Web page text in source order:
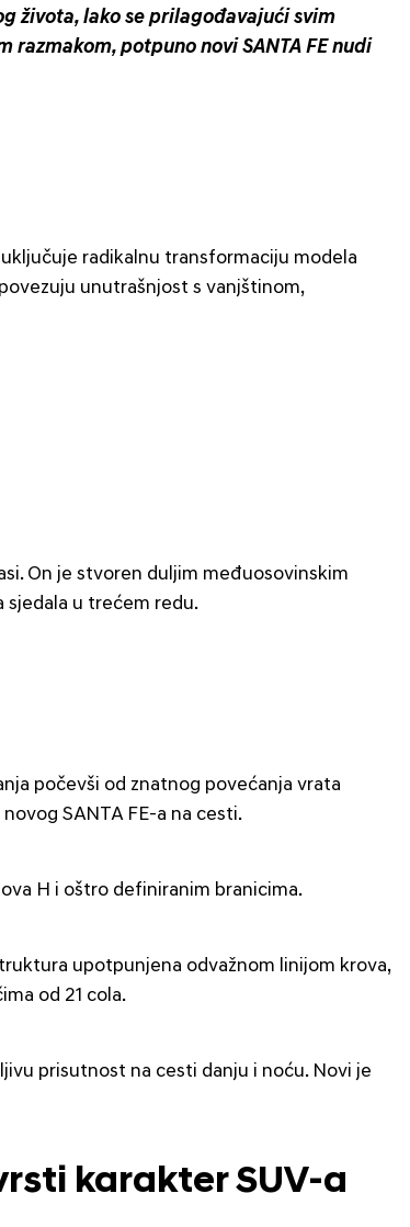
života, lako se prilagođavajući svim
potpuno novi SANTA FE nudi
radikalnu transformaciju modela
unutrašnjost s vanjštinom,
On je stvoren duljim međuosovinskim
sjedala u trećem redu.
počevši od znatnog povećanja vrata
SANTA FE-a na cesti.
H i oštro definiranim branicima.
upotpunjena odvažnom linijom krova,
od 21 cola.
prisutnost na cesti danju i noću. Novi je
karakter SUV-a